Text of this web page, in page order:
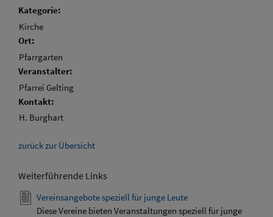
Kategorie:
Kirche
Ort:
Pfarrgarten
Veranstalter:
Pfarrei Gelting
Kontakt:
H. Burghart
zurück zur Übersicht
Weiterführende Links
Vereinsangebote speziell für junge Leute
Diese Vereine bieten Veranstaltungen speziell für junge